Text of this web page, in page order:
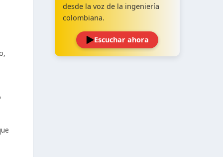
desde la voz de la ingeniería
colombiana.
Escuchar ahora